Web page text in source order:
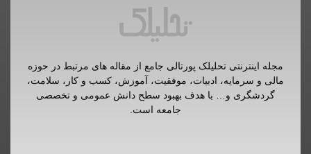
مجله اینترنتی تحلیلک پورتالی جامع از مقاله های مرتبط در حوزه
مالی و سرمایه، ادبیات، موفقیت، آموزش، کسب و کار، سلامت،
گردشگری و… با هدف بهبود سطح دانش عمومی و تخصصی
جامعه است.